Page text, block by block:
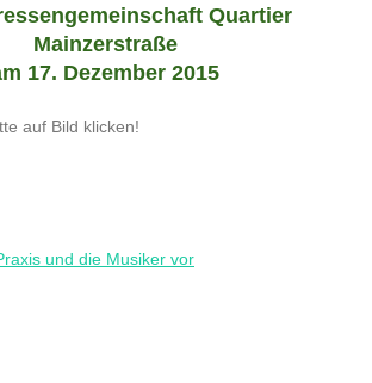
Quartier
Mainzerstraße
17. Dezember 2015
auf Bild klicken!